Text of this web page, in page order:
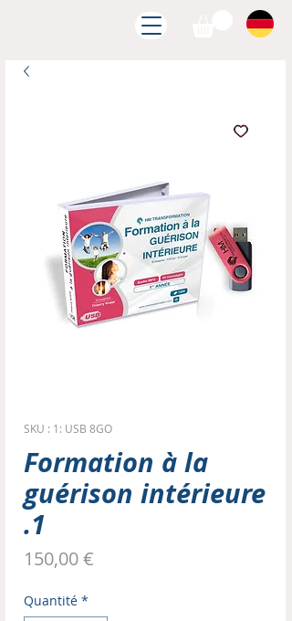
SKU : 1: USB 8GO
Formation à la
guérison intérieure
.1
150,00 €
Quantité *